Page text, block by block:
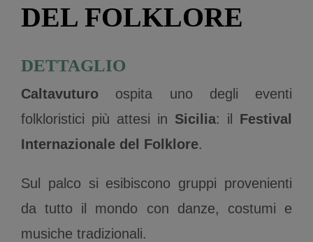
DEL FOLKLORE
DETTAGLIO
Caltavuturoospita uno degli eventi
folkloristici più attesi in Sicilia: il Festival
Internazionale del Folklore.
Sul palco si esibiscono gruppi provenienti
da tutto il mondo con danze, costumi e
musiche tradizionali.